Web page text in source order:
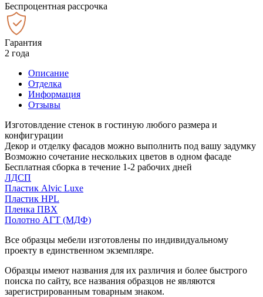
Беспроцентная рассрочка
Гарантия
2 года
Описание
Отделка
Информация
Отзывы
Изготовлдение стенок в гостиную любого размера и
конфигурации
Декор и отделку фасадов можно выполнить под вашу задумку
Возможно сочетание нескольких цветов в одном фасаде
Бесплатная сборка в течение 1-2 рабочих дней
ЛДСП
Пластик Alvic Luxe
Пластик HPL
Пленка ПВХ
Полотно АГТ (МДФ)
Все образцы мебели изготовлены по индивидуальному
проекту в единственном экземпляре.
Образцы имеют названия для их различия и более быстрого
поиска по сайту, все названия образцов не являются
зарегистрированным товарным знаком.